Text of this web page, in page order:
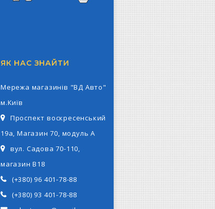
ЯК НАС ЗНАЙТИ
Мережа магазинів "ВД Авто"
м.Київ
Проспект воскресенський
19а, Магазин 70, модуль А
вул. Садова 70-110,
магазин В18
(+380) 96 401-78-88
(+380) 93 401-78-88